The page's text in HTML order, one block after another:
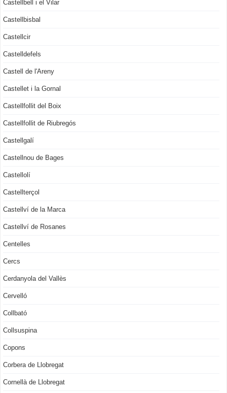
Castellbell i el Vilar
Castellbisbal
Castellcir
Castelldefels
Castell de l'Areny
Castellet i la Gornal
Castellfollit del Boix
Castellfollit de Riubregós
Castellgalí
Castellnou de Bages
Castellolí
Castellterçol
Castellví de la Marca
Castellví de Rosanes
Centelles
Cercs
Cerdanyola del Vallès
Cervelló
Collbató
Collsuspina
Copons
Corbera de Llobregat
Cornellà de Llobregat